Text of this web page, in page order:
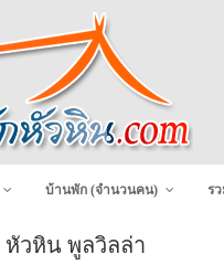
บ้านพัก (จำนวนคน) ร
วหิน พูลวิลล่า